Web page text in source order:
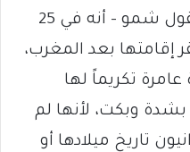
المؤثرة خلال زيارتها – كما يقول شمو – أنه في 25
إقامتها بعد المغرب،
تكريماً لها
بشدة وبكت، لأنها لم
تاريخ ميلادها أو